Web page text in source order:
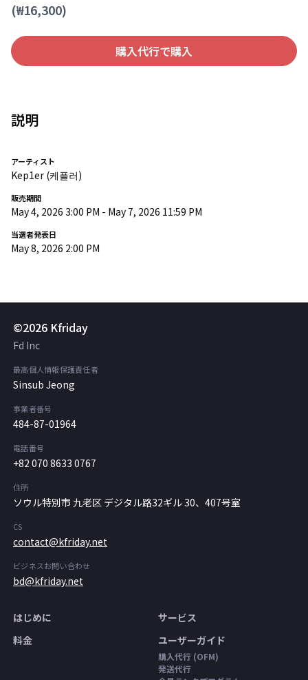
(₩16,300)
購入代行で購入
説明
アーティスト
Kep1er (케플러)
販売期間
May 4, 2026 3:00 PM - May 7, 2026 11:59 PM
当選者発表日
May 8, 2026 2:00 PM
©2026 Kfriday
Fd Inc
最高個人情報保護責任者
Sinsub Jeong
事業者番号
484-87-01964
電話番号
+82 070 8633 0767
住所
ソウル特別市 九老区 デジタル路32ギル 30、407号室
CS
contact@kfriday.net
ビジネスお問い合わせ
bd@kfriday.net
はじめに
サービス
料金
ユーザーガイド
購入代行 (OFM)
発送代行